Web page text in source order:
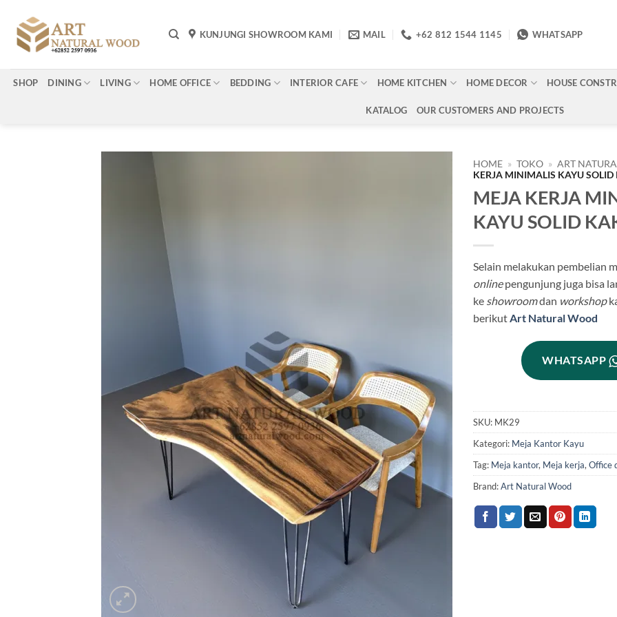
content
KUNJUNGI SHOWROOM KAMI MAIL +62 812 1544 1145 WHATSAPP
SHOP DINING LIVING HOME OFFICE BEDDING INTERIOR CAFE HOME KITCHEN HOME DECOR HOUSE
KATALOG OUR CUSTOMERS AND PROJECTS
HOME » TOKO » ART
KERJA MINIMALIS KAYU SOLID
MEJA KERJA
KAYU SOLID
Selain melakukan pembelian
onlinepengunjung juga bisa
ke showroomdan workshop
berikut Art Natural Wood
WHATSAPP
SKU: MK29
Kategori: Meja Kantor Kayu
Tag: Meja kantor, Meja kerja, Office
Brand:Art Natural Wood